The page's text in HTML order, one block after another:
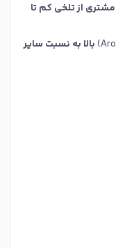
از تلخی کم تا
بالا به نسبت سایر